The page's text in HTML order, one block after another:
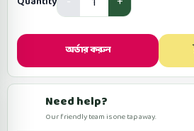
অর্ডার করুন
Need help?
Our friendly team is one tap away.